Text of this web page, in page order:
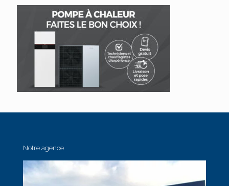
Notre agence